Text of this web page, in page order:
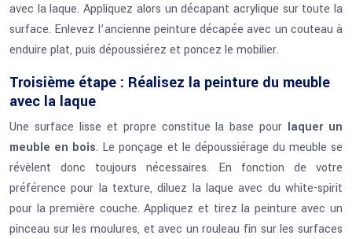
avec la laque. Appliquez alors un décapant acrylique sur toute la
surface. Enlevez l’ancienne peinture décapée avec un couteau à
enduire plat, puis dépoussiérez et poncez le mobilier.
Troisième étape : Réalisez la peinture du meuble
avec la laque
Une surface lisse et propre constitue la base pour laquer un
meuble en bois. Le ponçage et le dépoussiérage du meuble se
révèlent donc toujours nécessaires. En fonction de votre
préférence pour la texture, diluez la laque avec du white-spirit
pour la première couche. Appliquez et tirez la peinture avec un
pinceau sur les moulures, et avec un rouleau fin sur les surfaces